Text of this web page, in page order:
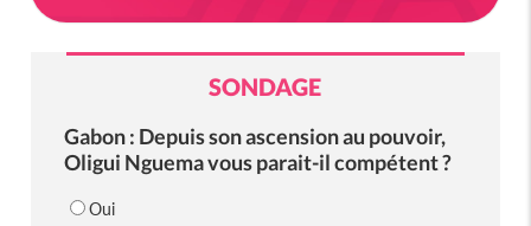
SONDAGE
Gabon : Depuis son ascension au pouvoir,
Oligui Nguema vous parait-il compétent ?
Oui